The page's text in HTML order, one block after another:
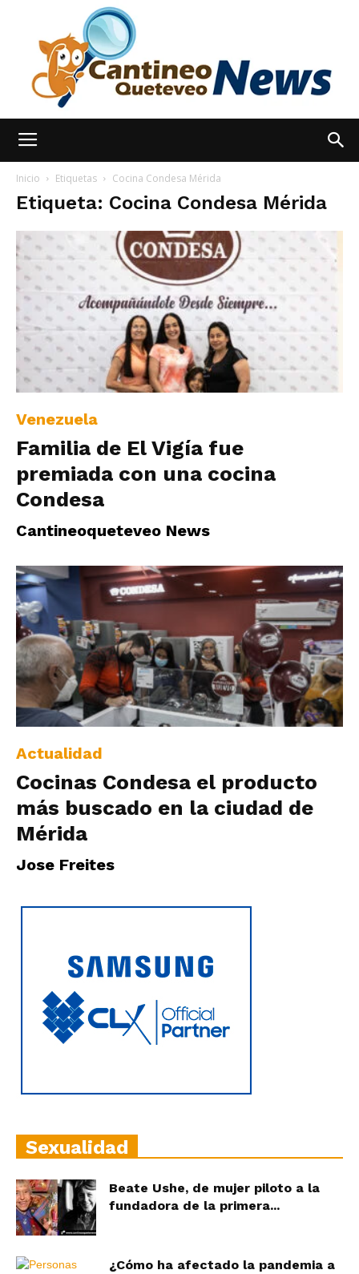
hoy
|
Ultima
Inicio Etiquetas Cocina Condesa Mérida
Etiqueta: Cocina Condesa Mérida
Venezuela
Familia de El Vigía fue
premiada con una cocina
Condesa
Cantineoqueteveo News
Actualidad
Cocinas Condesa el producto
más buscado en la ciudad de
Mérida
Jose Freites
Sexualidad
Beate Ushe, de mujer piloto a la
fundadora de la primera...
¿Cómo ha afectado la pandemia a